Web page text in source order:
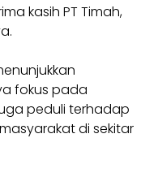
kasih PT Timah,
fokus pada
peduli terhadap
di sekitar